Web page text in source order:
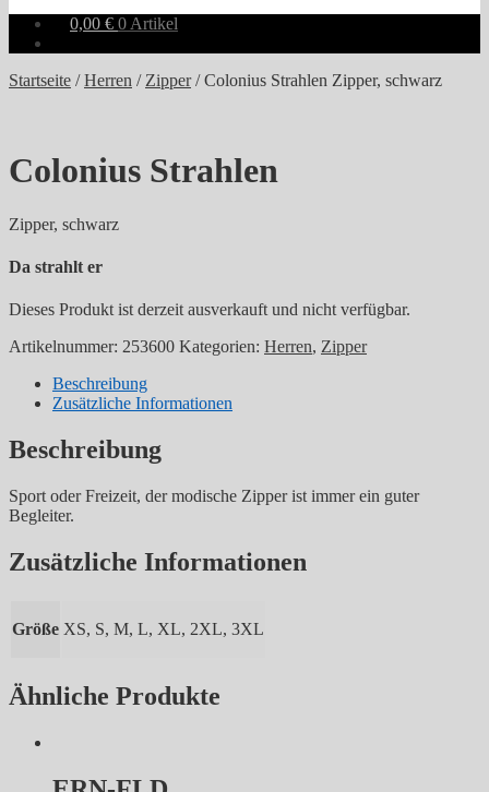
0,00 € 0 Artikel
Startseite /Herren / Zipper/Colonius Strahlen Zipper, schwarz
Colonius Strahlen
Zipper, schwarz
Da strahlt er
Dieses Produkt ist derzeit ausverkauft und nicht verfügbar.
Artikelnummer: 253600 Kategorien: Herren, Zipper
Beschreibung
Zusätzliche Informationen
Beschreibung
Sport oder Freizeit, der modische Zipper ist immer ein guter
Begleiter.
Zusätzliche Informationen
Größe XS, S, M, L, XL, 2XL, 3XL
Ähnliche Produkte